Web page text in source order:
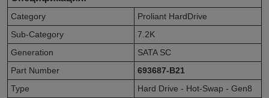
Category
Proliant HardDrive
Sub-Category
7.2K
Generation
SATA SC
Part Number
693687-B21
Type
Hard Drive - Hot-Swap - Gen8